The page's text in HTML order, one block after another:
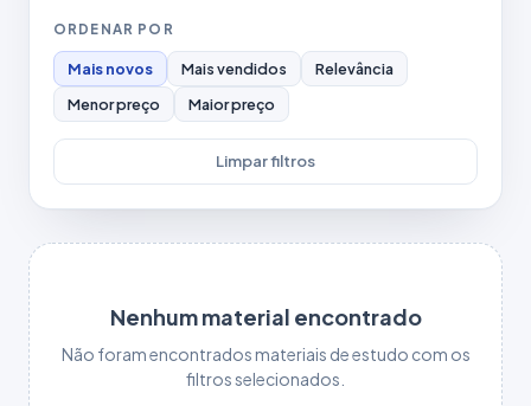
ORDENAR POR
Mais novos Mais vendidos
Relevância
Menor preço
Maior preço
Limpar filtros
Nenhum material encontrado
Não foram encontrados materiais de estudo com os
filtros selecionados.